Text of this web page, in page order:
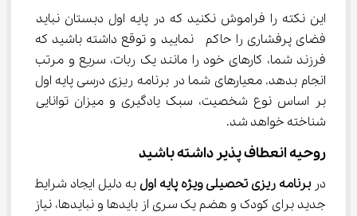
این نکته را فراموش نکنید که در پایه اول دبستان نباید
فضای پرفشاری را حاکم  نمایید و توقع داشته باشید که
فرزند شما، کارهای خود را مانند یک ربات، سریع و مرتب
انجام بدهد. معیارهای شما در برنامه ریزی درسی پایه اول
بر اساس نوع شخصیت، سبک یادگیری و میزان توانایی
شناخته خواهد شد.
روحیه انعطاف پذیر داشته باشید
در برنامه ریزی تحصیلی ویژه پایه اول به دلیل ایجاد شرایط
جدید برای کودک و هضم یک سری از بایدها و نبایدها، نیاز